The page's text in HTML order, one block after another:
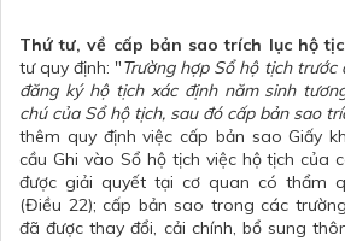
Thứ tư, về cấp bản sao trích lục hộ
tư quy định: "Trường hợp Sổ hộ tịch
đăng ký hộ tịch xác định năm sinh
chú của Sổ hộ tịch, sau đó cấp bản sao
thêm quy định việc cấp bản sao Giấy
cầu Ghi vào Sổ hộ tịch việc hộ tịch của
được giải quyết tại cơ quan có thẩm
(Điều 22); cấp bản sao trong các
đã được thay đổi, cải chính, bổ sung